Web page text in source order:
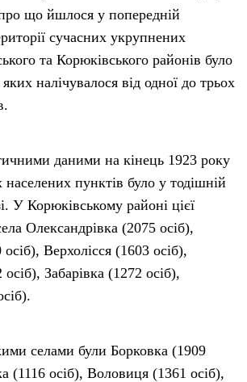
що йшлося у попередній
сучасних укрупнених
та Корюківського районів було
налічувалося від одної до трьох
даними на кінець 1923 року
пунктів було у тодішній
У Корюківському районі цієї
Олександрівка (2075 осіб),
Верхолісся (1603 осіб),
Забарівка (1272 осіб),
селами були Борковка (1909
(1116 осіб), Воловиця (1361 осіб),